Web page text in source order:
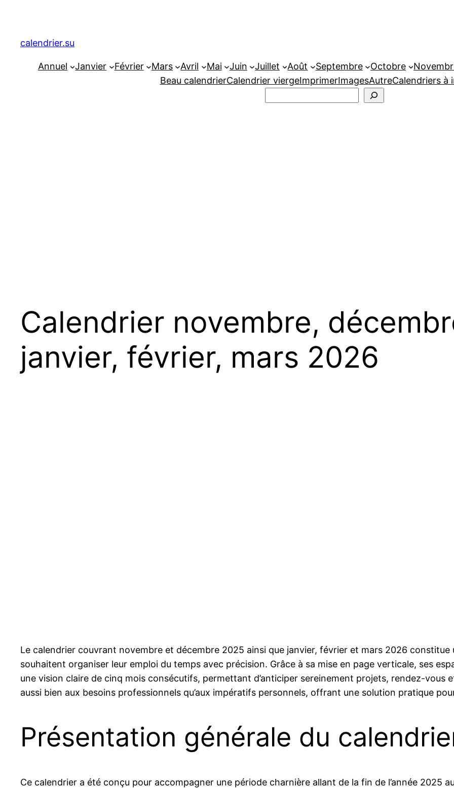
contenu
calendrier.su
Annuel Janvier Février Mars Avril Mai Juin Juillet Août Septembre Octobre
Beau calendrierCalendrier viergeImprimerImagesAutreCalendriers à
Calendrier novembre,
janvier, février, mars 2026
Le calendrier couvrant novembre et décembre 2025 ainsi que janvier, février et mars 2026
souhaitent organiser leur emploi du temps avec précision. Grâce à sa mise en page verticale, ses
une vision claire de cinq mois consécutifs, permettant d’anticiper sereinement projets, rendez-vous
aussi bien aux besoins professionnels qu’aux impératifs personnels, offrant une solution pratique
Présentation générale du
Ce calendrier a été conçu pour accompagner une période charnière allant de la fin de l’année 2025